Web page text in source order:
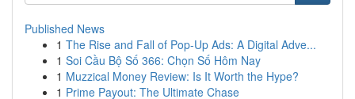
Published News
1 The Rise and Fall of Pop-Up Ads: A Digital Adve...
1 Soi Cầu Bộ Số 366: Chọn Số Hôm Nay
1 Muzzical Money Review: Is It Worth the Hype?
1 Prime Payout: The Ultimate Chase